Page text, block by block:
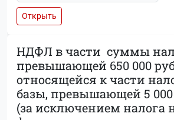
Открыть
НДФЛ в части суммы
превышающей 650 000
относящейся к части
базы, превышающей 5 000
(за исключением налога